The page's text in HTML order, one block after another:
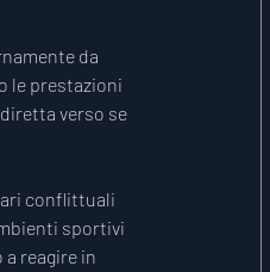
da
le prestazioni
verso se
conflittuali
sportivi
reagire in